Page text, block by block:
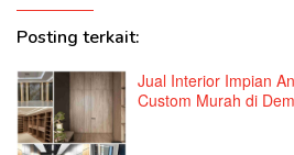
Posting terkait:
Jual Interior Impian
Custom Murah di